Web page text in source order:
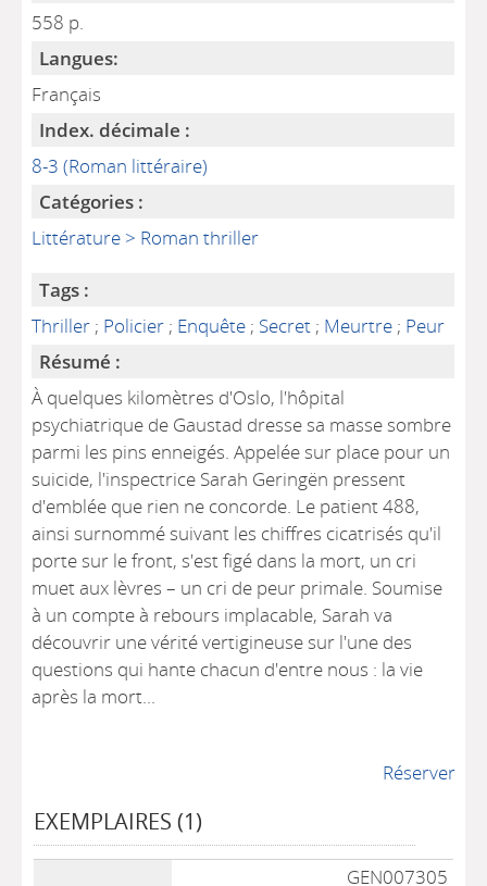
558 p.
Langues:
Français
Index. décimale :
8-3 (Roman littéraire)
Catégories :
Littérature > Roman thriller
Tags :
Thriller ; Policier ; Enquête ; Secret ; Meurtre ; Peur
Résumé :
À quelques kilomètres d'Oslo, l'hôpital
psychiatrique de Gaustad dresse sa masse sombre
parmi les pins enneigés. Appelée sur place pour un
suicide, l'inspectrice Sarah Geringën pressent
d'emblée que rien ne concorde. Le patient 488,
ainsi surnommé suivant les chiffres cicatrisés qu'il
porte sur le front, s'est figé dans la mort, un cri
muet aux lèvres – un cri de peur primale. Soumise
à un compte à rebours implacable, Sarah va
découvrir une vérité vertigineuse sur l'une des
questions qui hante chacun d'entre nous : la vie
après la mort...
Réserver
EXEMPLAIRES (1)
GEN007305